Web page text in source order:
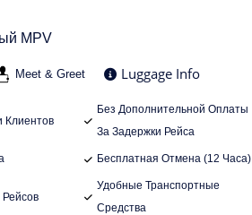
MPV
Meet & Greet Luggage Info
Клиентов
Без Дополнительной Оплаты
За Задержки Рейса
Бесплатная Отмена (12 Часа)
Удобные Транспортные
Средства